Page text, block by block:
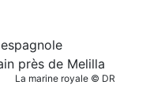
La marine royale © DR